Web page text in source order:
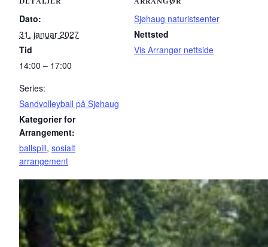
Dato:
31. januar 2027
Tid
14:00 – 17:00
Series:
Sandvolleyball på Sjøhaug
Kategorier for
Arrangement:
ballspill, sosialt
arrangement
Sjøhaug naturistsenter
Nettsted
Vis Arrangør nettside